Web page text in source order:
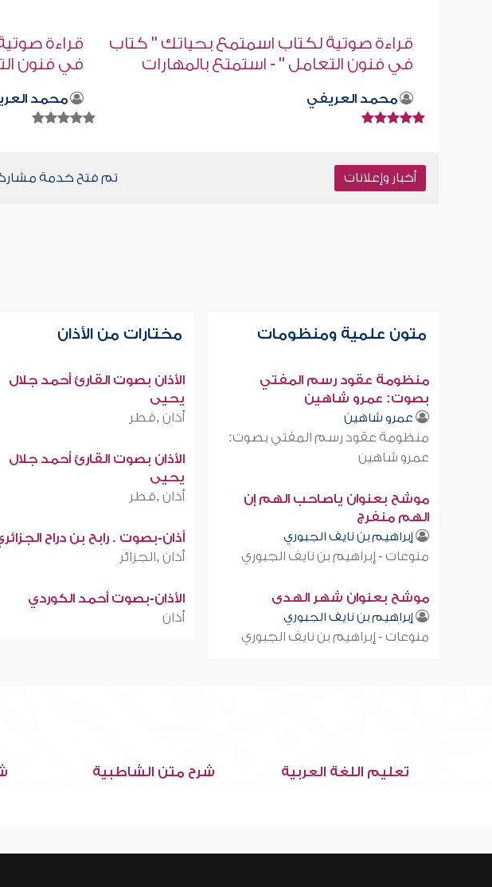
قراءة صوتية لكتاب استمتع بحياتك " كتاب
في فنون التعامل - فن الاستماع
محمد العريفي
تصحيح
صابر دياب
أخبار وإعلانات تم فتح خدمة
متون علمية ومنظومات
منظومة عقود رسم المفتي
بصوت: عمرو شاهين
عمرو شاهين
منظومة عقود رسم المفتي بصوت:
عمرو شاهين
موشح بعنوان ياصاحب الهم إن
الهم منفرج
إبراهيم بن نايف الجبوري
منوعات - إبراهيم بن نايف الجبوري
موشح بعنوان شهر الهدى
إبراهيم بن نايف الجبوري
منوعات - إبراهيم بن نايف الجبوري
مختارات من الأذان
الأذان بصوت القارئ أحمد جلال
يحيى
أذان ,قطر
الأذان بصوت القارئ أحمد جلال
يحيى
أذان ,قطر
أذان-بصوت . رابح بن دراح
أذان ,الجزائر
الأذان-بصوت أحمد الكوردي
أذان
تعليم اللغة العربية شرح متن الشاطبية